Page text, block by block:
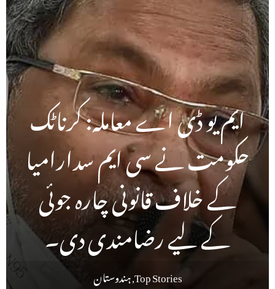
ایم یو ڈی اے معاملہ: کرناٹک
حکومت نے سی ایم سدارامیا
کے خلاف قانونی چارہ جوئی
کے لیے رضامندی دی۔
Top Stories
,ہندوستان